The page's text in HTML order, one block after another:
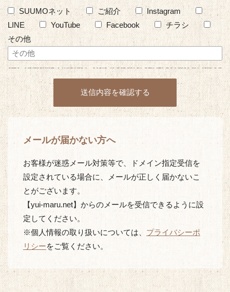
SUUMOネット ご紹介
Instagram
LINE
YouTube Facebook
チラシ
その他
メールが届かない方へ
お客様が迷惑メール対策等で、ドメイン指定受信を
設定されている場合に、メールが正しく届かないこ
とがございます。
【yui-maru.net】からのメールを受信できるように設
定してください。
※個人情報の取り扱いについては、 プライバシーポ
リシーをご覧ください。